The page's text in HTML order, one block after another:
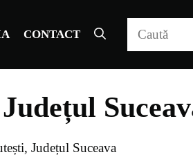
CONTACT
Județul Suceava